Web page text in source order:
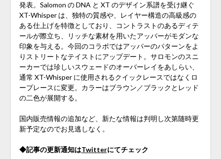
発表。Salomon の DNA と XT のデザイン系譜を受け継ぐ
XT-Whisper は、独特の質感や、レイヤー構造の高級感の
ある仕上げを特徴としており、コントラストのあるディテ
ールが際立ち、リッチな素材を用いたアッパーがモダンな
印象を与える。今回のコラボではアッパーのパターンをよ
りストリートなテイストにアップデート。サロモンのスニ
ーカーでは珍しいスウェードのオーバーレイをあしらい、
通常 XT-Whisper に使用されるクイックレースではなくロ
ープレースに変更。カラーはブラウン／ブラックとレッド
の二色が展開する。
国内販売情報の追加など、新たな情報は判明し次第随時更
新予定なのでお見逃しなく。
◆記事の更新通知はTwitterにてチェック